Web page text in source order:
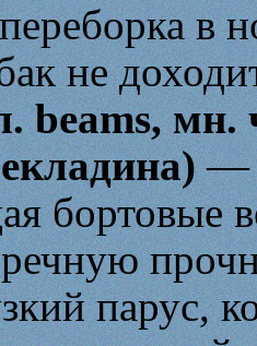
в
не
beams, мн.
—
бортовые
парус,